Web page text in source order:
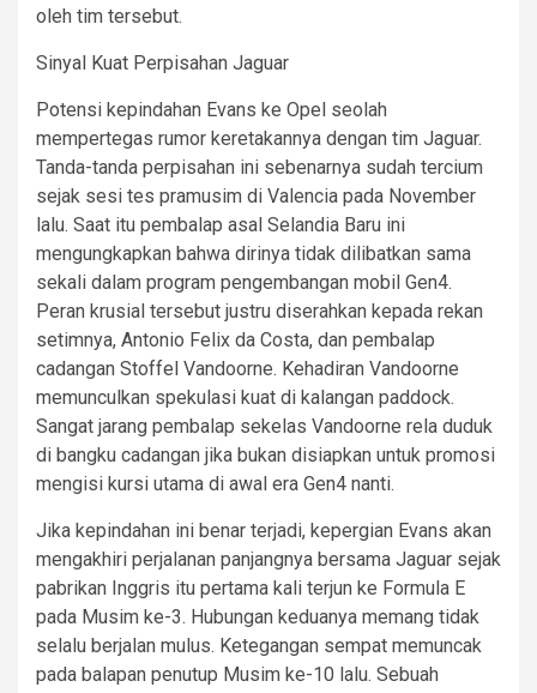
oleh tim tersebut.
Sinyal Kuat Perpisahan Jaguar
Potensi kepindahan Evans ke Opel seolah
mempertegas rumor keretakannya dengan tim Jaguar.
Tanda-tanda perpisahan ini sebenarnya sudah tercium
sejak sesi tes pramusim di Valencia pada November
lalu. Saat itu pembalap asal Selandia Baru ini
mengungkapkan bahwa dirinya tidak dilibatkan sama
sekali dalam program pengembangan mobil Gen4.
Peran krusial tersebut justru diserahkan kepada rekan
setimnya, Antonio Felix da Costa, dan pembalap
cadangan Stoffel Vandoorne. Kehadiran Vandoorne
memunculkan spekulasi kuat di kalangan paddock.
Sangat jarang pembalap sekelas Vandoorne rela duduk
di bangku cadangan jika bukan disiapkan untuk promosi
mengisi kursi utama di awal era Gen4 nanti.
Jika kepindahan ini benar terjadi, kepergian Evans akan
mengakhiri perjalanan panjangnya bersama Jaguar sejak
pabrikan Inggris itu pertama kali terjun ke Formula E
pada Musim ke-3. Hubungan keduanya memang tidak
selalu berjalan mulus. Ketegangan sempat memuncak
pada balapan penutup Musim ke-10 lalu. Sebuah